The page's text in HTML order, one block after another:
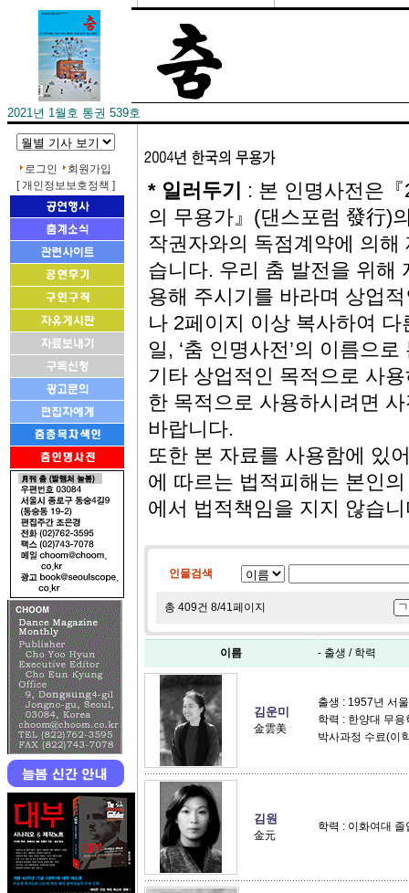
2021년 1월호 통권 539호
로그인
회원가입
[ 개인정보보호정책 ]
* 일러두기
: 본 인명사전은
의 무용가』(댄스포럼 發行)
작권자와의 독점계약에 의해
습니다. 우리 춤 발전을 위해
용해 주시기를 바라며 상업
나 2페이지 이상 복사하여
일, ‘춤 인명사전’의 이름으
기타 상업적인 목적으로 사
한 목적으로 사용하시려면
바랍니다.
또한 본 자료를 사용함에 있
에 따르는 법적피해는 본인
에서 법적책임을 지지 않습
인물검색
총 409건 8/41페이지 ㄱ
이름 - 출생 / 학력
김운미
金雲美
출생 : 1957년 서울
학력 : 한양대 무
박사과정 수료(이
김원
金元
학력 : 이화여대 졸